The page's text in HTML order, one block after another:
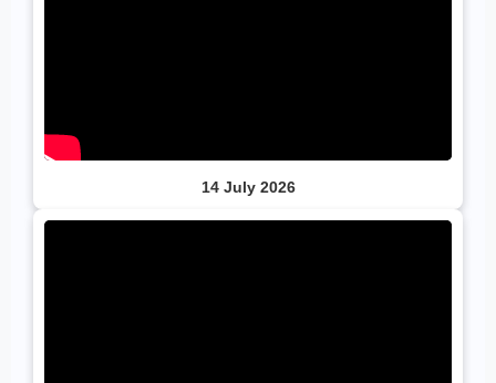
14 July 2026